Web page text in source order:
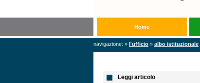
Home
navigazione: » l'ufficio » albo istituzionale
Leggi articolo